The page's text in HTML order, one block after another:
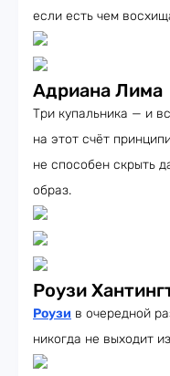
если есть чем
Адриана Лима
Три купальника — и
на этот счёт
не способен скрыть
образ.
Роузи
Роузи в очередной
никогда не выходит